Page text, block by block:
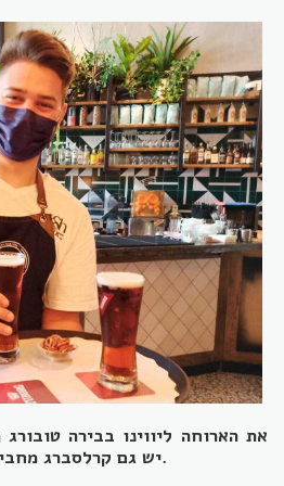
את הארוחה ליווינו בבירה
יש גם קרלסברג מחבית ועוד בירות בבקבוקים.